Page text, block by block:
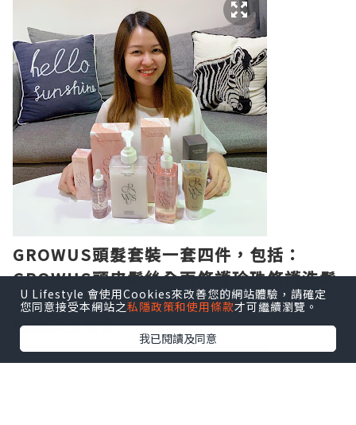
GROWUS頭髮套裝一套四件，包括：
GROWUS頭皮髮絲全面修護珍珠修護洗髮
露，頭皮修護精華，免沖洗護髮噴霧及海
鹽磨砂洗髮膏。
U Lifestyle 會使用Cookies來改善您的網站體驗，請確定
您同意接受本網站之私隱政策和使用條款才可繼續瀏覽。
我已閱讀及同意